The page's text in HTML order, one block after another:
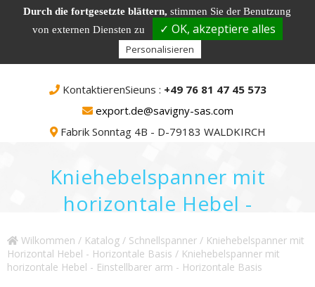
KontaktierenSieuns : +49 76 81 47 45 573
export.de@savigny-sas.com
Fabrik Sonntag 4B - D-79183 WALDKIRCH
Kniehebelspanner mit
horizontale Hebel -
Einstellbarer arm - Horizontale
Basis
Wilkommen / Katalog / Schnellspanner / Kniehebelspanner mit
Horizontal Hebel - Horizontale Basis / Kniehebelspanner mit
horizontale Hebel - Einstellbarer arm - Horizontale Basis
Durch die fortgesetzte blättern, stimmen Sie der Benutzung
von externen Diensten zu
✓ OK, akzeptiere alles
Personalisieren